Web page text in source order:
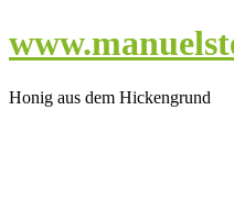
Honig aus dem Hickengrund